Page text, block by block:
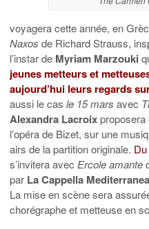
voyagera cette année, en
Naxos de Richard Strauss,
l’instar de Myriam Marzouki
jeunes metteurs et
aujourd’hui leurs regards
aussi le cas le 15 mars avec
Alexandra Lacroixproposera
l’opéra de Bizet, sur une
airs de la partition originale.
s’invitera avec Ercole amante
par La Cappella Mediterranea
La mise en scène sera
chorégraphe et metteuse en